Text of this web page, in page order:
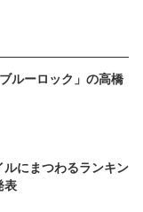
ルーロック」の高橋
にまつわるランキン
表